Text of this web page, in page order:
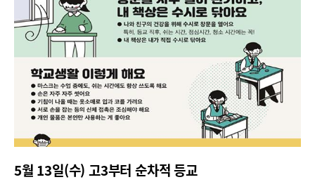
사 활동도 적극적으로 참여했습니다. 수업 시간 발표에도 무조건 참
여했는데, 그래서 지금 저는 학생부에 적을 내용이 넘쳐서 어떤 내
용을 더 우선시하고 어떻게 적는 것이 제 진로에 도움이 될지를 행
복하게 고민하고 있습니다. 그러니 여러분도 최선을 다해서 학교생
활을 하세요. 기록은 덤으로 따라옵니다.세화여자고등학교 이서윤
학생(예비 고2)① 첫 시험 중압감 슬기롭게 극복처음 고등학교에 입
학하고 1학기 중간고사를 보게 되었는데 생각했던 것에 비해 시험
성적이 좋지 않았습니다. 그러나 저는 시험 성적이 좋지 못해서 좌
절하기보다는 오히려 다음 시험에 더 열심히 해야겠다고 동기부여
을 한 뒤 첫 시험에서 성적이 잘 나오지 않은 이유를 분석하려고 했
적고 채점 후 틀렸거나 헷갈리는 부분은 체크하고 각각의 선지와 핵
심을 정리해 놓습니다. 그 후 다시 한번 문제를 풀어봅니다. 3번째
복습할 때는 문제집에 직접 풀지요.”그에게는 두 권의 정리노트가
있다. A4사이즈 노트에는 문제를 풀거나 틀린 부분들을 정리해 놓
는다. 또 다른 손바닥만한 크기의 노트에는 여러 본 공부해도 헷갈
리는 부분과 달달 암기할 요점을 요약해 늘 가지고 다니면서 틈날
때마다 본다.내신 시험을 잘 보았든 못 보았든 리뷰와 분석은 거르
지 않고 한다. 과목별로 시험지, 교과서, 문제집 펼쳐놓고 어디서,
어떤 문제가 출제됐는지 체크해 본다. “이렇게 하면 선생님들 시험
출제경향을 잘 알 수 있습니다. 설사 시험을 망쳤더라도 문제 분석
용에 대한 수용의 정도를 현장에서 파악해 학생들의 상황에 따른 직
접적 관여가 가능하다. 하지만 코로나19로 인해 학교에서의 비대면
수업 비중이 증가하면서 학생들의 학습상황에 교사의 직접적 관여
가 힘든 상황. 개별학생들의 성취도차이에서 양극화 현상이 커지고
있는 이유다.코로나19의 종식일이 정해져있다면 양극화된 성적의
편차를 어떻게든 줄일 수 있을 것이다. 하지만 문제는 언제까지 이
어질지 모르는 현 코로나상황에서 고2 학생들에게 학습의 흐름을
잡을 수 있는 기회조차 없을 수 있다는 것이 문제다.이때 우선적으
로 중요한 것은 학생들의 태도와 의지다.고스에듀 고승현 원장은
리가 매우 중요해졌다”며 “스스로 관리가 되지 않으면 내신은 물론
5월 13일(수) 고3부터 순차적 등교